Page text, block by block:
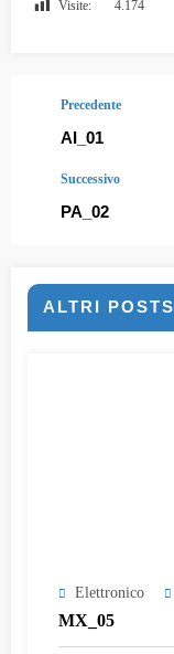
Visite: 4.174
Precedente
AI_01
Successivo
PA_02
ALTRI POSTS
Elettronico
MX_05